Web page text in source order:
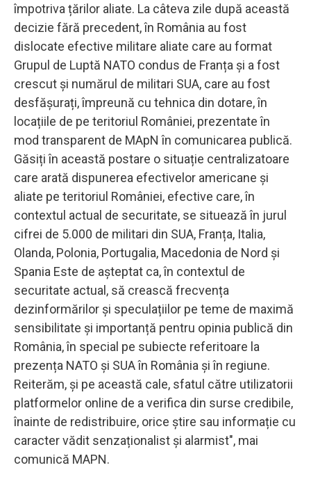
împotriva țărilor aliate. La câteva zile după această
decizie fără precedent, în România au fost
dislocate efective militare aliate care au format
Grupul de Luptă NATO condus de Franța și a fost
crescut și numărul de militari SUA, care au fost
desfășurați, împreună cu tehnica din dotare, în
locațiile de pe teritoriul României, prezentate în
mod transparent de MApN în comunicarea publică.
Găsiți în această postare o situație centralizatoare
care arată dispunerea efectivelor americane și
aliate pe teritoriul României, efective care, în
contextul actual de securitate, se situează în jurul
cifrei de 5.000 de militari din SUA, Franța, Italia,
Olanda, Polonia, Portugalia, Macedonia de Nord și
Spania Este de așteptat ca, în contextul de
securitate actual, să crească frecvența
dezinformărilor și speculațiilor pe teme de maximă
sensibilitate și importanță pentru opinia publică din
România, în special pe subiecte referitoare la
prezența NATO și SUA în România și în regiune.
Reiterăm, și pe această cale, sfatul către utilizatorii
platformelor online de a verifica din surse credibile,
înainte de redistribuire, orice știre sau informație cu
caracter vădit senzaționalist și alarmist", mai
comunică MAPN.